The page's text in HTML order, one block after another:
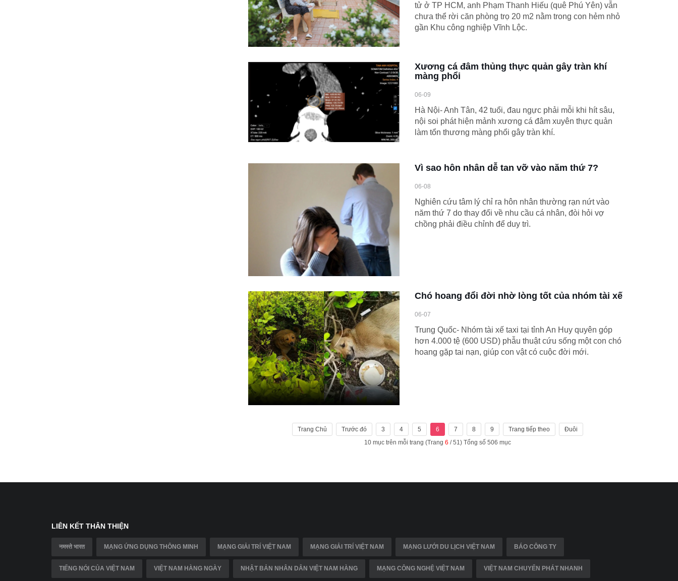
tử ở TP HCM, anh Phạm Thanh Hiếu (quê Phú Yên) vẫn
chưa thể rời căn phòng trọ 20 m2 nằm trong con hẻm nhỏ
gần Khu công nghiệp Vĩnh Lộc.
Xương cá đâm thủng thực quản gây tràn khí
màng phổi
06-09
Hà Nội- Anh Tân, 42 tuổi, đau ngực phải mỗi khi hít sâu,
nội soi phát hiện mảnh xương cá đâm xuyên thực quản
làm tổn thương màng phổi gây tràn khí.
Vì sao hôn nhân dễ tan vỡ vào năm thứ 7?
06-08
Nghiên cứu tâm lý chỉ ra hôn nhân thường rạn nứt vào
năm thứ 7 do thay đổi về nhu cầu cá nhân, đòi hỏi vợ
chồng phải điều chỉnh để duy trì.
Chó hoang đổi đời nhờ lòng tốt của nhóm tài xế
06-07
Trung Quốc- Nhóm tài xế taxi tại tỉnh An Huy quyên góp
hơn 4.000 tệ (600 USD) phẫu thuật cứu sống một con chó
hoang gặp tai nạn, giúp con vật có cuộc đời mới.
Trang Chủ Trước đó 3 4 5 6 7 8 9 Trang tiếp theo
Đuôi
10 mục trên mỗi trang (Trang 6 / 51) Tổng số 506 mục
LIÊN KẾT THÂN THIỆN
नमस्ते भारत MẠNG ỨNG DỤNG THÔNG MINH MẠNG GIẢI TRÍ VIỆT NAM MẠNG GIẢI TRÍ VIỆT NAM MẠNG LƯỚI DU LỊCH VIỆT NAM BÁO CÔNG TY
TIẾNG NÓI CỦA VIỆT NAM VIỆT NAM HÀNG NGÀY NHẬT BẢN NHÂN DÂN VIỆT NAM HÀNG MẠNG CÔNG NGHỆ VIỆT NAM VIỆT NAM CHUYỂN PHÁT NHANH